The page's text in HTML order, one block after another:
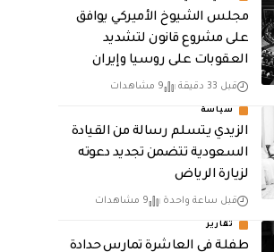
مجلس الشيوخ الأميركي يوافق
على مشروع قانون لتشديد
العقوبات على روسيا وإيران
قبل 33 دقيقة 9 مشاهدات
سياسة
الزيدي يتسلم رسالة من القيادة
السعودية تتضمن تجديد دعوته
لزيارة الرياض
قبل ساعة واحدة 9 مشاهدات
تقارير
طفلة في العاشرة تمارس حدادة